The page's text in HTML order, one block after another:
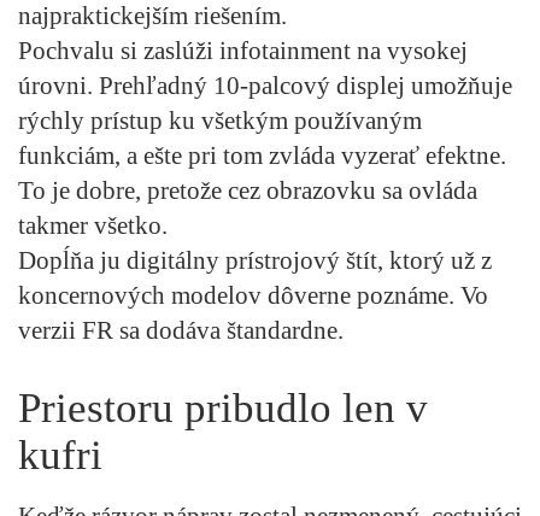
najpraktickejším riešením.
Pochvalu si zaslúži infotainment na vysokej
úrovni. Prehľadný 10-palcový displej umožňuje
rýchly prístup ku všetkým používaným
funkciám, a ešte pri tom zvláda vyzerať efektne.
To je dobre, pretože cez obrazovku sa ovláda
takmer všetko.
Dopĺňa ju digitálny prístrojový štít, ktorý už z
koncernových modelov dôverne poznáme. Vo
verzii FR sa dodáva štandardne.
Priestoru pribudlo len v
kufri